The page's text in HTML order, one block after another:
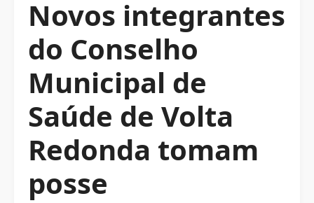
Novos integrantes
do Conselho
Municipal de
Saúde de Volta
Redonda tomam
posse